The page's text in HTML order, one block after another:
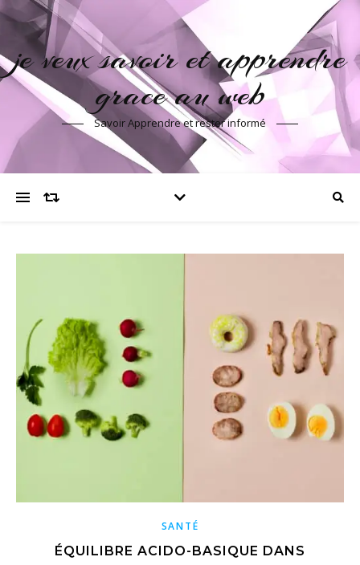
je veux savoir et apprendre
grace au web
Savoir Apprendre et rester informé
SANTÉ
ÉQUILIBRE ACIDO-BASIQUE DANS